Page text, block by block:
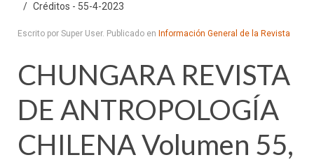
Créditos - 55-4-2023
Escrito por Super User. Publicado en Información General de la Revista
CHUNGARA REVISTA
DE ANTROPOLOGÍA
CHILENA Volumen 55,